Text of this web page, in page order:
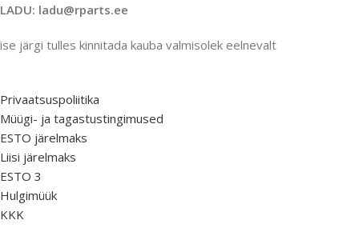
LADU: ladu@rparts.ee
ise järgi tulles kinnitada kauba valmisolek eelnevalt
Privaatsuspoliitika
Müügi- ja tagastustingimused
ESTO järelmaks
Liisi järelmaks
ESTO 3
Hulgimüük
KKK